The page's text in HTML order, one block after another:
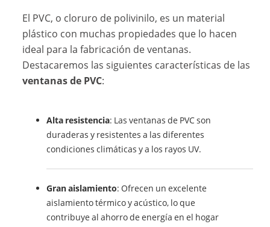
El PVC, o cloruro de polivinilo, es un material
plástico con muchas propiedades que lo hacen
ideal para la fabricación de ventanas.
Destacaremos las siguientes características de las
ventanas de PVC:
Alta resistencia: Las ventanas de PVC son
duraderas y resistentes a las diferentes
condiciones climáticas y a los rayos UV.
Gran aislamiento: Ofrecen un excelente
aislamiento térmico y acústico, lo que
contribuye al ahorro de energía en el hogar